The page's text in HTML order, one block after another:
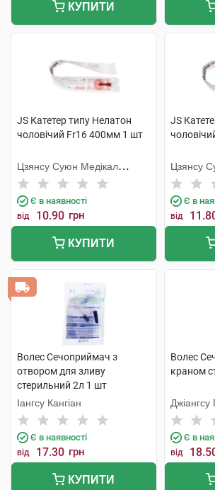
КУПИТИ
JS Катетер типу Нелатон
чоловічий Fr16 400мм 1 шт
Цзянсу Суюн Медікал
Метіріалс
Є в наявності
від 10.90 грн
КУПИТИ
JS
Цзянсу
Метіріалс
Є в
від
Волес Сечоприймач з
отвором для зливу
стерильний 2л 1 шт
Іангсу Кангіан
Є в наявності
від 17.30 грн
КУПИТИ
Волес
краном
Джіангсу
Є в
від